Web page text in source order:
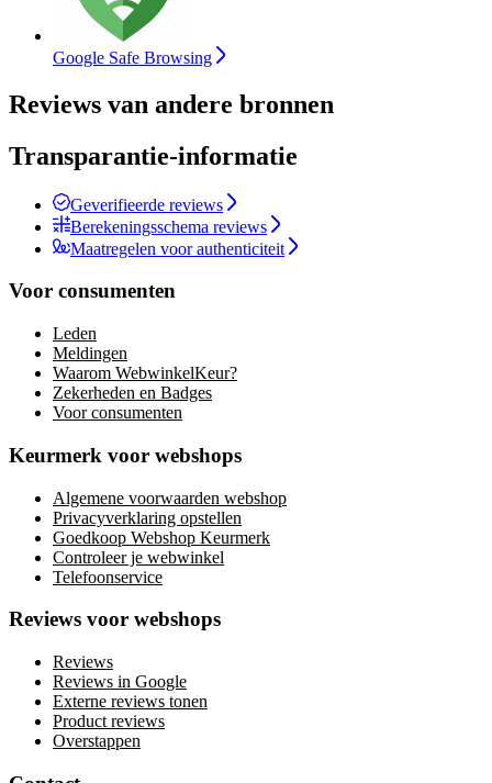
Google Safe Browsing
Reviews van andere bronnen
Transparantie-informatie
Geverifieerde reviews
Berekeningsschema reviews
Maatregelen voor authenticiteit
Voor consumenten
Leden
Meldingen
Waarom WebwinkelKeur?
Zekerheden en Badges
Voor consumenten
Keurmerk voor webshops
Algemene voorwaarden webshop
Privacyverklaring opstellen
Goedkoop Webshop Keurmerk
Controleer je webwinkel
Telefoonservice
Reviews voor webshops
Reviews
Reviews in Google
Externe reviews tonen
Product reviews
Overstappen